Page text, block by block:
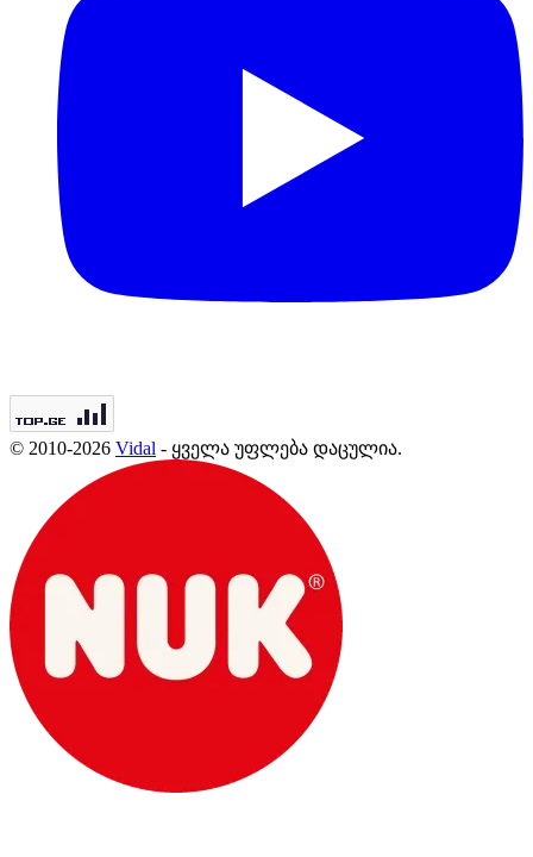
© 2010-2026 Vidal - ყველა უფლება დაცულია.